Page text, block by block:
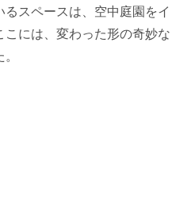
スペースは、空中庭園をイ
こには、変わった形の奇妙な